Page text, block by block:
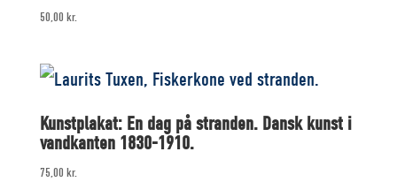
50,00 kr.
Kunstplakat: En dag på stranden. Dansk kunst i
vandkanten 1830-1910.
75,00 kr.